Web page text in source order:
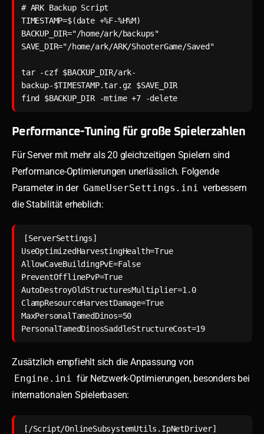
# ARK Backup Script
TIMESTAMP=$(date +%F-%H%M)
BACKUP_DIR="/home/ark/backups"
SAVE_DIR="/home/ark/ARK/ShooterGame/Saved"
tar -czf $BACKUP_DIR/ark-
backup-$TIMESTAMP.tar.gz $SAVE_DIR
Performance-Tuning für große Spielerzahlen
Für Server mit mehr als 20 gleichzeitigen Spielern sind
Performance-Optimierungen unerlässlich. Folgende
Parameter in der GameUserSettings.ini verbessern
die Stabilität erheblich:
[ServerSettings]
UseOptimizedHarvestingHealth=True
AllowCaveBuildingPvE=False
PreventOfflinePvP=True
AutoDestroyOldStructuresMultiplier=1.0
ClampResourceHarvestDamage=True
MaxPersonalTamedDinos=50
Zusätzlich empfiehlt sich die Anpassung von
Engine.ini
für Netzwerk-Optimierungen, besonders bei
internationalen Spielerbasen:
[/Script/OnlineSubsystemUtils.IpNetDriver]